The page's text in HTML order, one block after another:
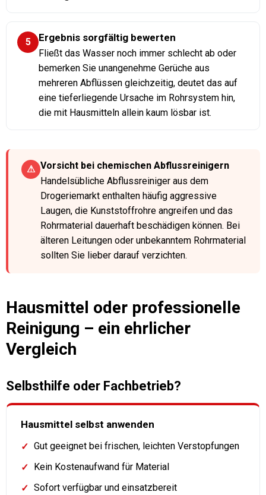
5 Ergebnis sorgfältig bewerten
Fließt das Wasser noch immer schlecht ab oder
bemerken Sie unangenehme Gerüche aus
mehreren Abflüssen gleichzeitig, deutet das auf
eine tieferliegende Ursache im Rohrsystem hin,
die mit Hausmitteln allein kaum lösbar ist.
⚠ Vorsicht bei chemischen Abflussreinigern
Handelsübliche Abflussreiniger aus dem
Drogeriemarkt enthalten häufig aggressive
Laugen, die Kunststoffrohre angreifen und das
Rohrmaterial dauerhaft beschädigen können. Bei
älteren Leitungen oder unbekanntem Rohrmaterial
sollten Sie lieber darauf verzichten.
Hausmittel oder professionelle
Reinigung – ein ehrlicher
Vergleich
Selbsthilfe oder Fachbetrieb?
Hausmittel selbst anwenden
✓ Gut geeignet bei frischen, leichten Verstopfungen
✓
Kein Kostenaufwand für Material
✓ Sofort verfügbar und einsatzbereit